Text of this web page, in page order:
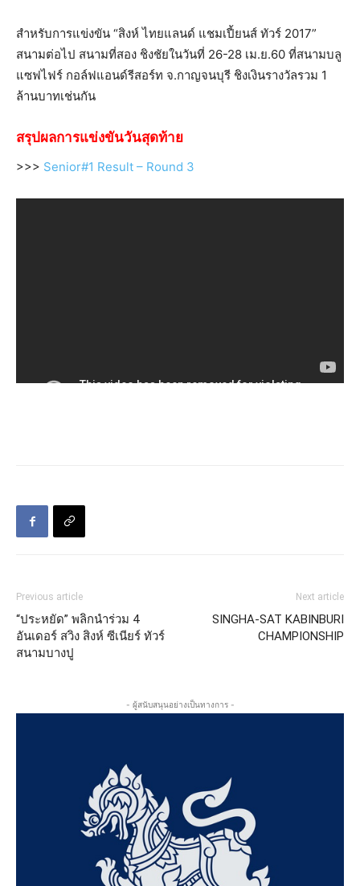
สำหรับการแข่งขัน “สิงห์ ไทยแลนด์ แชมเปี้ยนส์ ทัวร์ 2017”
สนามต่อไป สนามที่สอง ชิงชัยในวันที่ 26-28 เม.ย.60 ที่สนามบลู
แซฟไฟร์ กอล์ฟแอนด์รีสอร์ท จ.กาญจนบุรี ชิงเงินรางวัลรวม 1
ล้านบาทเช่นกัน
สรุปผลการแข่งขันวันสุดท้าย
>>> Senior#1 Result – Round 3
Previous article
“ประหยัด” พลิกนำร่วม 4
อันเดอร์ สวิง สิงห์ ซีเนียร์ ทัวร์
สนามบางปู
Next article
SINGHA-SAT KABINBURI
CHAMPIONSHIP
- ผู้สนับสนุนอย่างเป็นทางการ -